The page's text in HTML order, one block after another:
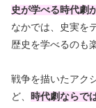
史が学べる時代劇
なかでは、史実を
歴史を学べるのも
戦争を描いたアク
ど、 時代劇ならで